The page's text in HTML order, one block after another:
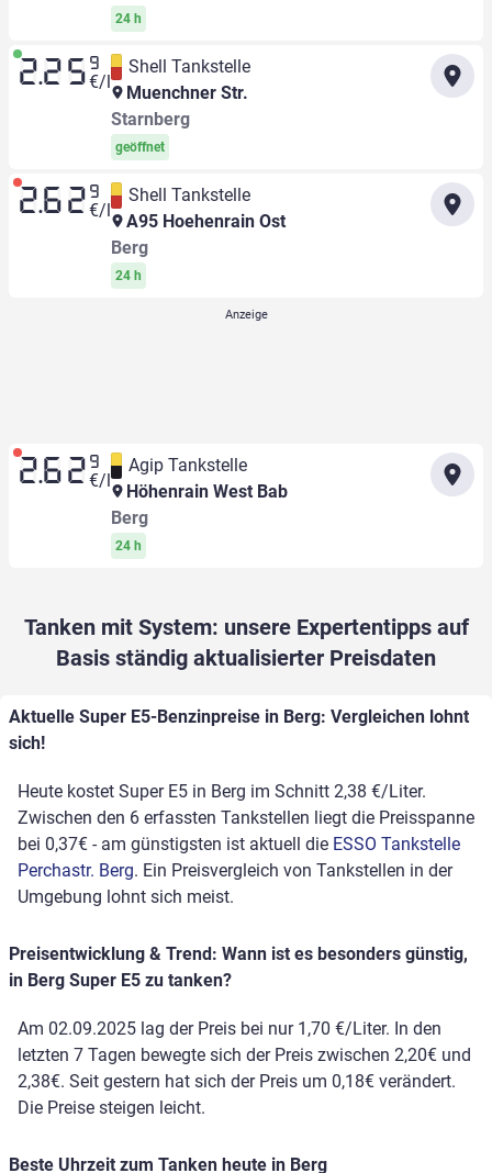
24 h
2.25 9
€/l
Shell Tankstelle
Muenchner Str.
Starnberg
geöffnet
2.62 9
€/l
Shell Tankstelle
A95 Hoehenrain Ost
Berg
24 h
2.62 9
€/l
Agip Tankstelle
Höhenrain West Bab
Berg
24 h
Tanken mit System: unsere Expertentipps auf
Basis ständig aktualisierter Preisdaten
Aktuelle Super E5-Benzinpreise in Berg: Vergleichen lohnt
sich!
Heute kostet Super E5 in Berg im Schnitt 2,38 €/Liter.
Zwischen den 6 erfassten Tankstellen liegt die Preisspanne
bei 0,37€ - am günstigsten ist aktuell die ESSO Tankstelle
Perchastr. Berg. Ein Preisvergleich von Tankstellen in der
Umgebung lohnt sich meist.
Preisentwicklung & Trend: Wann ist es besonders günstig,
in Berg Super E5 zu tanken?
Am 02.09.2025 lag der Preis bei nur 1,70 €/Liter. In den
letzten 7 Tagen bewegte sich der Preis zwischen 2,20€ und
2,38€. Seit gestern hat sich der Preis um 0,18€ verändert.
Die Preise steigen leicht.
Beste Uhrzeit zum Tanken heute in Berg